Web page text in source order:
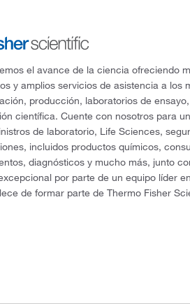
el avance de la ciencia ofreciendo
y amplios servicios de asistencia a los
producción, laboratorios de
científica. Cuente con nosotros para
de laboratorio, Life Sciences,
incluidos productos químicos,
diagnósticos y mucho más, junto
por parte de un equipo líder
de formar parte de Thermo Fisher